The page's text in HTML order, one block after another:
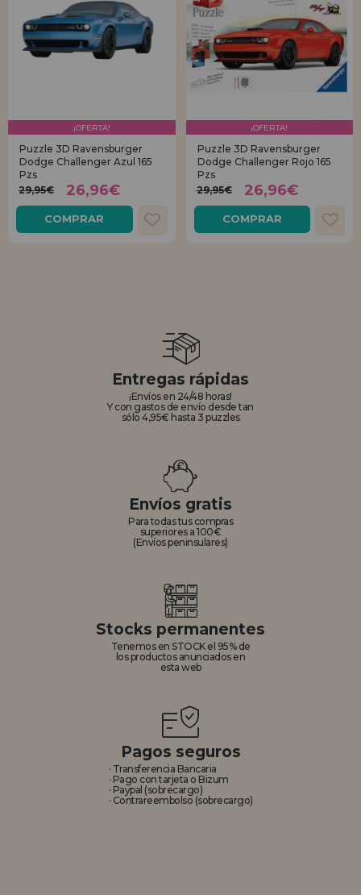
¡OFERTA!
Puzzle 3D Ravensburger
Dodge Challenger Azul 165
Pzs
29,95€
26,96€
COMPRAR
¡OFERTA!
Puzzle 3D Ravensburger
Dodge Challenger Rojo 165
Pzs
29,95€
26,96€
COMPRAR
Entregas rápidas
¡Envíos en 24/48 horas!
Y con gastos de envío desde tan
sólo 4,95€ hasta 3 puzzles
Envíos gratis
Para todas tus compras
superiores a 100€
(Envíos peninsulares)
Stocks permanentes
Tenemos en STOCK el 95% de
los productos anunciados en
esta web
Pagos seguros
· Transferencia Bancaria
· Pago con tarjeta o Bizum
· Paypal (sobrecargo)
· Contrareembolso (sobrecargo)